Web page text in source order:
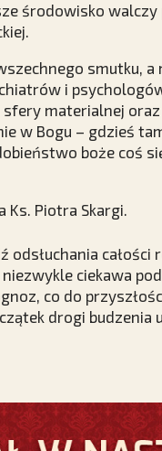
środowisko
smutku,
i
materialnej
w Bogu – gdzieś
boże coś
Ks. Piotra Skargi.
odsłuchania
niezwykle ciekawa
co do
drogi budzenia